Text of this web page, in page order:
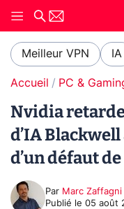
Meilleur VPN IA
Accueil PC &
Nvidia
d’IA
d’un défaut
Par Marc Zaffagni
Publié le 05 août